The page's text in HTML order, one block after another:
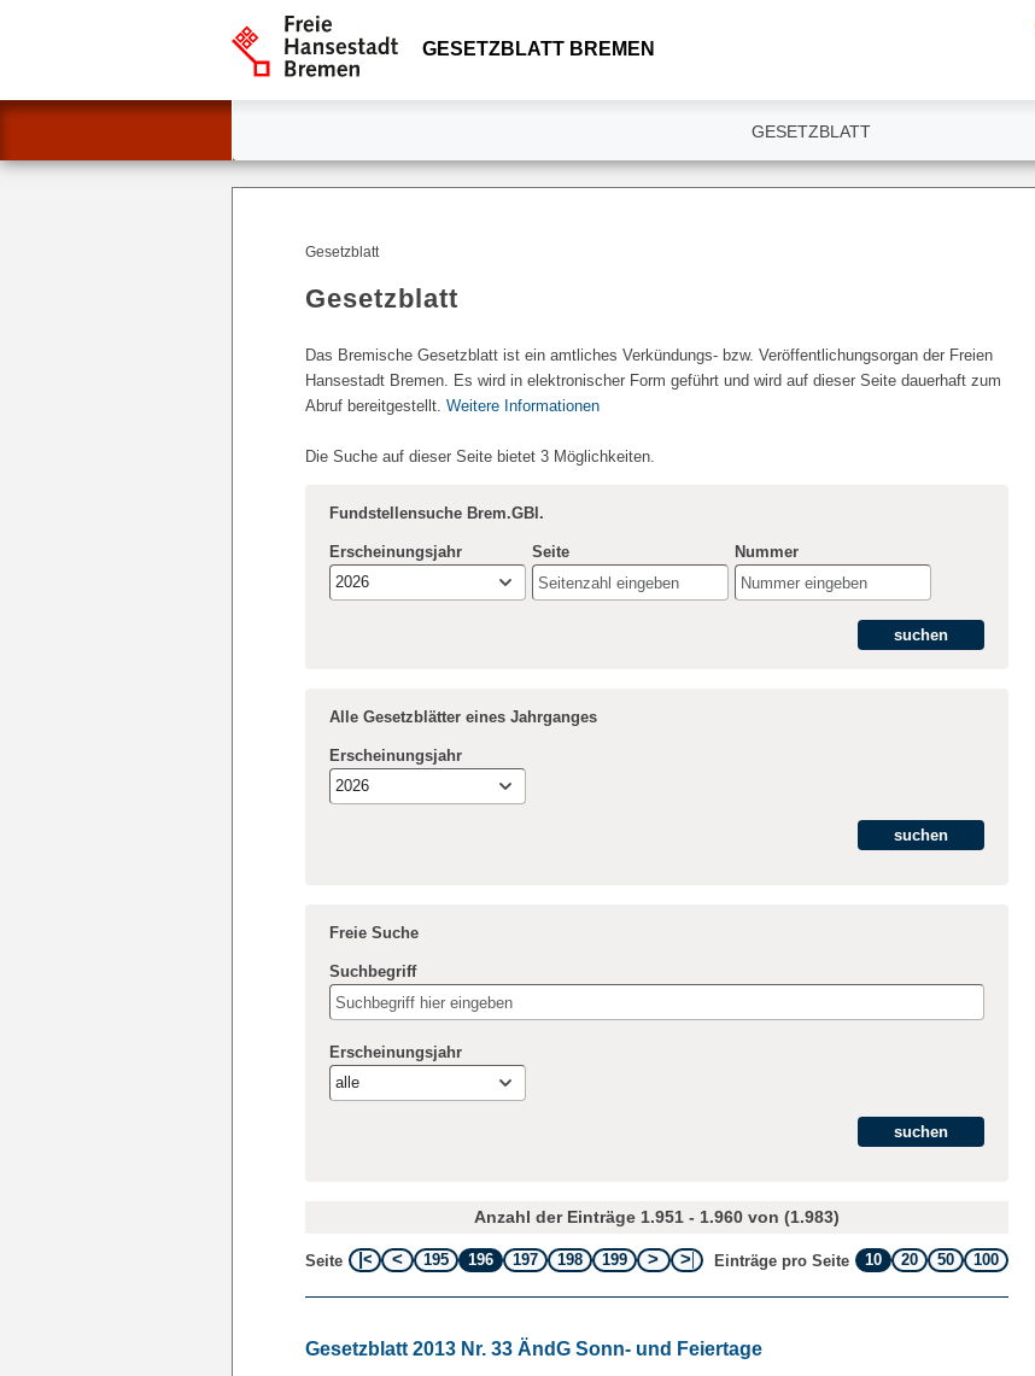
GESETZBLATT BREMEN
GESETZBLATT
Gesetzblatt
Gesetzblatt
Das Bremische Gesetzblatt ist ein amtliches Verkündungs- bzw. Veröffentlichungsorgan der Freien
Hansestadt Bremen. Es wird in elektronischer Form geführt und wird auf dieser Seite dauerhaft zum
Abruf bereitgestellt. Weitere Informationen
Die Suche auf dieser Seite bietet 3 Möglichkeiten.
Fundstellensuche Brem.GBl.
Erscheinungsjahr
2026
Seite Nummer
Alle Gesetzblätter eines Jahrganges
Erscheinungsjahr
2026
Freie Suche
Suchbegriff
Erscheinungsjahr
alle
Anzahl der Einträge 1.951 - 1.960 von (1.983)
Seite 195 196 197 198 199 Einträge pro Seite 10 20 50 100
Gesetzblatt 2013 Nr. 33 ÄndG Sonn- und Feiertage